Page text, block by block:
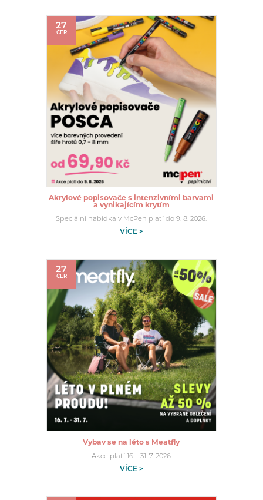
27
ČER
Akrylové popisovače s intenzivními barvami
a vynikajícím krytím
Speciální nabídka v McPen platí do 9. 8. 2026.
VÍCE >
27
ČER
Vybav se na léto s Meatfly
Akce platí 16. - 31. 7. 2026
VÍCE >